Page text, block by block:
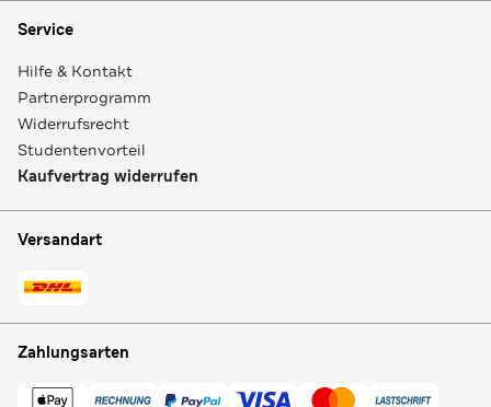
Service
Hilfe & Kontakt
Partnerprogramm
Widerrufsrecht
Studentenvorteil
Kaufvertrag widerrufen
Versandart
Zahlungsarten